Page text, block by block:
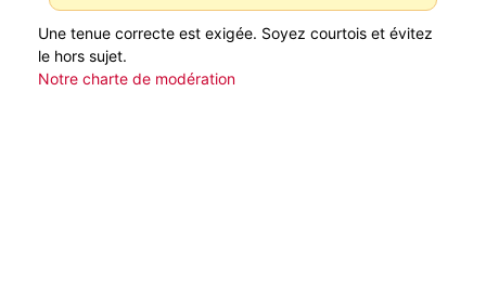
Une tenue correcte est exigée. Soyez courtois et évitez
le hors sujet.
Notre charte de modération